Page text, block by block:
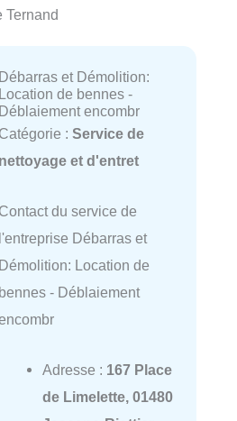
Ternand
Débarras et Démolition:
Location de bennes -
Déblaiement encombr
Catégorie : Service de
nettoyage et d'entret
Contact du service de
l'entreprise Débarras et
Démolition: Location de
bennes - Déblaiement
Adresse : 167 Place
de Limelette, 01480